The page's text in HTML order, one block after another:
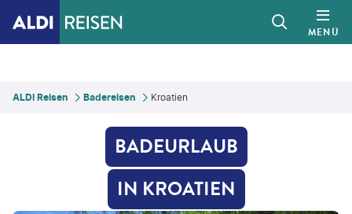
MENÜ
ALDI Reisen Badereisen Kroatien
BADEURLAUB
IN KROATIEN